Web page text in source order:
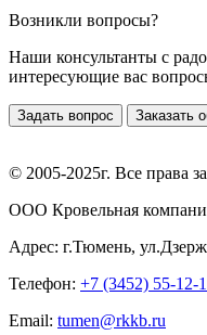
Возникли вопросы?
Наши консультанты с
интересующие вас
Задать вопрос Заказать
© 2005-2025г. Все права
ООО Кровельная
Адрес: г.Тюмень,
Телефон: +7 (3452) 55-12-
Email: tumen@rkkb.ru